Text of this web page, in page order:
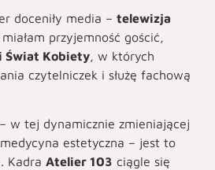
doceniły media – telewizja
przyjemność gościć,
Świat Kobiety, w których
czytelniczek i służę fachową
w tej dynamicznie zmieniającej
estetyczna – jest to
Kadra Atelier 103 ciągle się